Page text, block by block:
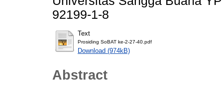
92199-1-8
Text
Prosiding SoBAT ke-2-27-40.pdf
Download (974kB)
Abstract